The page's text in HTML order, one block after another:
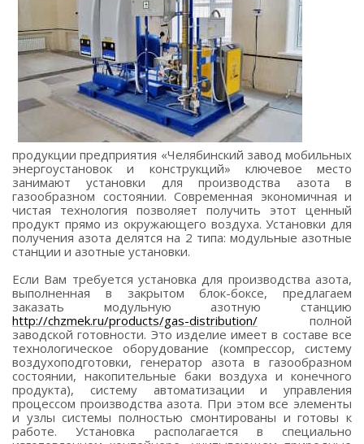
продукции предприятия «Челябинский завод мобильных
энергоустановок и конструкций» ключевое место
занимают установки для производства азота в
газообразном состоянии. Современная экономичная и
чистая технология позволяет получить этот ценный
продукт прямо из окружающего воздуха. Установки для
получения азота делятся на 2 типа: модульные азотные
станции и азотные установки.
Если Вам требуется установка для производства азота,
выполненная в закрытом блок-боксе, предлагаем
заказать модульную азотную станцию
http://chzmek.ru/products/gas-distribution/ полной
заводской готовности. Это изделие имеет в составе все
технологическое оборудование (компрессор, систему
воздухоподготовки, генератор азота в газообразном
состоянии, накопительные баки воздуха и конечного
продукта), систему автоматизации и управления
процессом производства азота. При этом все элементы
и узлы системы полностью смонтированы и готовы к
работе. Установка располагается в специально